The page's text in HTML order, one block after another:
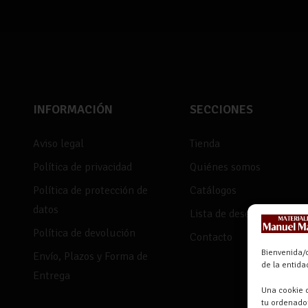
Bienvenida/
de la
Una cookie
tu
INFORMACIÓN
Aviso legal
Política de privacidad
Política de protección de
datos
Política de devolución
Envío, Plazos y Forma de
Entrega
SECCIONES
Tienda
Quiénes somos
Catálogos
Lista de deseos
Contacto